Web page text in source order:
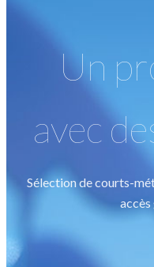
Un
avec
Sélection de courts-